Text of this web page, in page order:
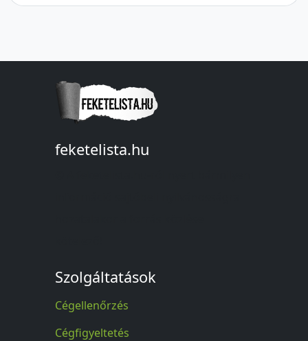
feketelista.hu
Szolgáltatások
Cégellenőrzés
Cégfigyeltetés